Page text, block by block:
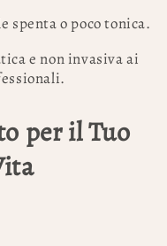
spenta o poco tonica.
e non invasiva ai
per il Tuo